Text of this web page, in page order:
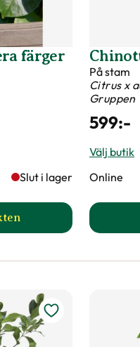
färger
Slut i lager
flera färger
På stam
Citrus x
Gruppen
599:-
Välj butik
Online